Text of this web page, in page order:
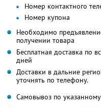
Номер контактного
Номер купона
Необходимо
получении товара
Бесплатная доставка по
дней
Доставки в дальние
уточнять по телефону.
Самовывоз по